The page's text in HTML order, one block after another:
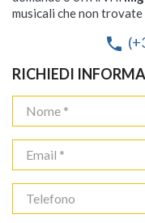
musicali che non
phone
RICHIEDI